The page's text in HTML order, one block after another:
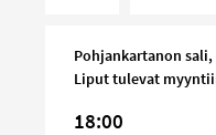
Pohjankartanon sali,
Liput tulevat
18:00